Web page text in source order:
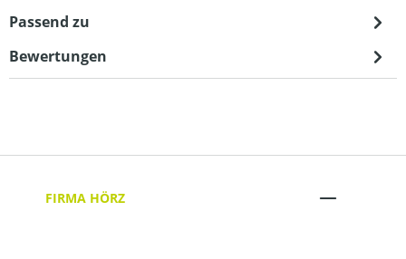
Passend zu
Bewertungen
FIRMA HÖRZ